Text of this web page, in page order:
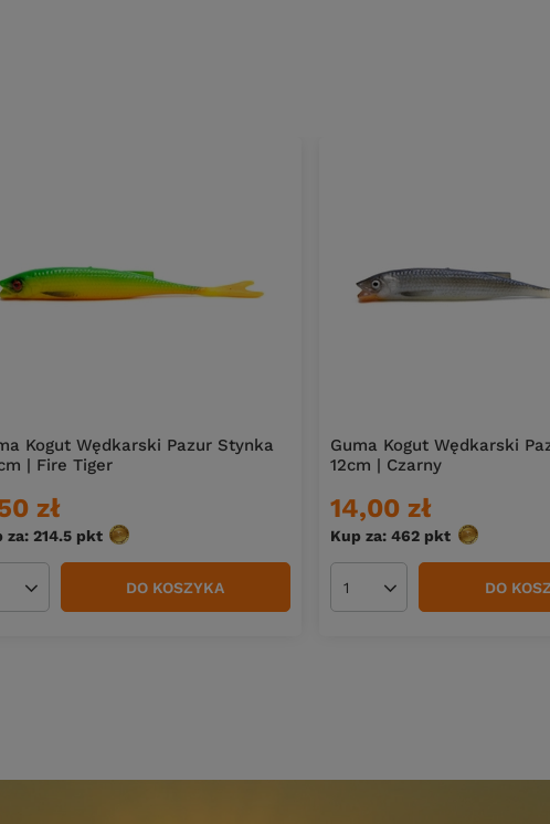
Kogut Wędkarski Pazur Stynka
| Fire Tiger
zł
za: 214.5 pktpunktów
produktów DO KOSZYKA
Guma Kogut Wędkarski
12cm | Czarny
14,00 zł
Kup za: 462 pkt punktów
Ilość produktów DO